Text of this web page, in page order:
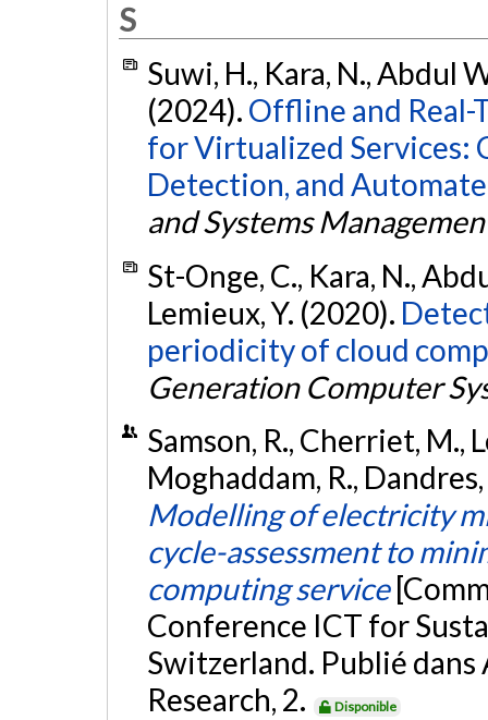
S
Suwi, H., Kara, N., Abdul
(2024). Offline and Real-
for Virtualized Services:
Detection, and
and Systems
St-Onge, C., Kara, N.,
Lemieux, Y. (2020).
periodicity of cloud
Generation Computer
Samson, R., Cherriet, M.,
Moghaddam, R.,
Modelling of electricity
cycle-assessment to
computing service
Conference ICT for
Switzerland. Publié dans
Research, 2.
Disponible